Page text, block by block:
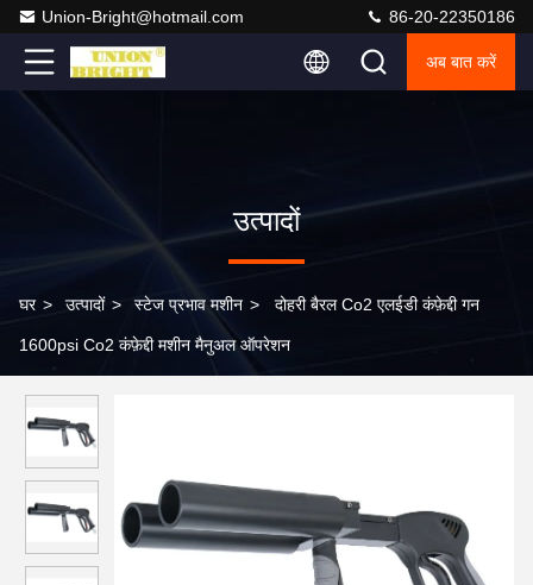
Union-Bright@hotmail.com 86-20-22350186
अब बात करें
उत्पादों
घर > उत्पादों > स्टेज प्रभाव मशीन > दोहरी बैरल Co2 एलईडी कंफ़ेद्दी गन
1600psi Co2 कंफ़ेद्दी मशीन मैनुअल ऑपरेशन